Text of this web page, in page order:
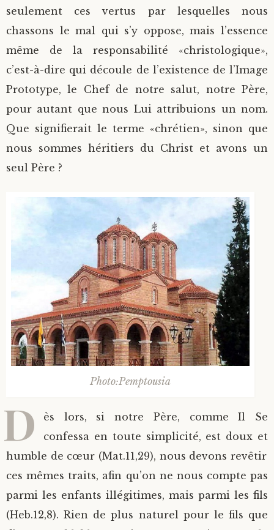
seulement ces vertus par lesquelles nous
chassons le mal qui s’y oppose, mais l’essence
même de la responsabilité «christologique»,
c’est-à-dire qui découle de l’existence de l’Image
Prototype, le Chef de notre salut, notre Père,
pour autant que nous Lui attribuions un nom.
Que signifierait le terme «chrétien», sinon que
nous sommes héritiers du Christ et avons un
seul Père ?
Photo:Pemptousia
D
ès lors, si notre Père, comme Il Se
confessa en toute simplicité, est doux et
humble de cœur (Mat.11,29), nous devons revêtir
ces mêmes traits, afin qu’on ne nous compte pas
parmi les enfants illégitimes, mais parmi les fils
(Heb.12,8). Rien de plus naturel pour le fils que